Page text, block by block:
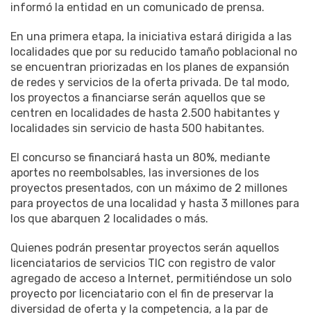
informó la entidad en un comunicado de prensa.
En una primera etapa, la iniciativa estará dirigida a las
localidades que por su reducido tamaño poblacional no
se encuentran priorizadas en los planes de expansión
de redes y servicios de la oferta privada. De tal modo,
los proyectos a financiarse serán aquellos que se
centren en localidades de hasta 2.500 habitantes y
localidades sin servicio de hasta 500 habitantes.
El concurso se financiará hasta un 80%, mediante
aportes no reembolsables, las inversiones de los
proyectos presentados, con un máximo de 2 millones
para proyectos de una localidad y hasta 3 millones para
los que abarquen 2 localidades o más.
Quienes podrán presentar proyectos serán aquellos
licenciatarios de servicios TIC con registro de valor
agregado de acceso a Internet, permitiéndose un solo
proyecto por licenciatario con el fin de preservar la
diversidad de oferta y la competencia, a la par de